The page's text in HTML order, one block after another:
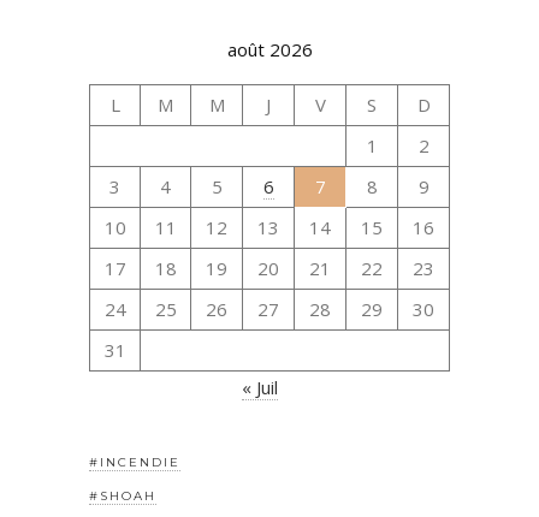
août 2026
L M M J V S
D
1
2
3
4 5 6 7 8
9
10
11 12 13 14 15
16
17
18 19 20 21 22
23
24
25 26 27 28 29
30
31
« Juil
#INCENDIE
#SHOAH